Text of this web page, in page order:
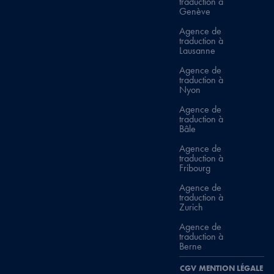
Genève
Agence de
traduction à
Lausanne
Agence de
traduction à
Nyon
Agence de
traduction à
Bâle
Agence de
traduction à
Fribourg
Agence de
traduction à
Zurich
Agence de
traduction à
Berne
CGV MENTION LÉGALE